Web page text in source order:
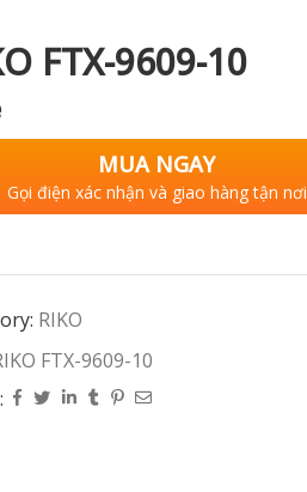
FTX-9609-10
MUA NGAY
Gọi điện xác nhận và giao hàng tận nơi
RIKO
FTX-9609-10